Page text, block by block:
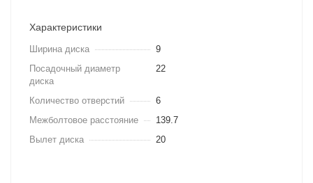
Характеристики
Ширина диска
9
Посадочный диаметр
диска
22
Количество отверстий
6
Межболтовое расстояние
139.7
Вылет диска
20